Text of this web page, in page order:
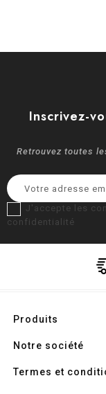
Inscrivez-
Retrouvez toutes
J'accepte les
confidentialité
Produits
Notre société
Termes et